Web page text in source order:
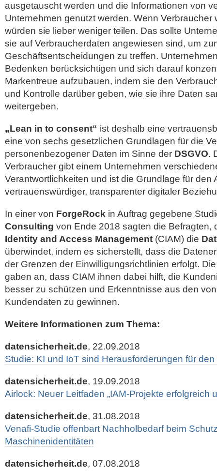
ausgetauscht werden und die Informationen von
Unternehmen genutzt werden. Wenn Verbraucher
würden sie lieber weniger teilen. Das sollte
sie auf Verbraucherdaten angewiesen sind, um
Geschäftsentscheidungen zu treffen.
Bedenken berücksichtigen und sich darauf
Markentreue aufzubauen, indem sie den
und Kontrolle darüber geben, wie sie ihre Daten
weitergeben.
„Lean in to consent“ ist deshalb eine
eine von sechs gesetzlichen Grundlagen für die
personenbezogener Daten im Sinne der DSGVO.
Verbraucher gibt einem Unternehmen
Verantwortlichkeiten und ist die Grundlage für den
vertrauenswürdiger, transparenter digitaler
In einer von ForgeRock in Auftrag gegebene
Consulting von Ende 2018 sagten die Befragten,
Identity and Access Management (CIAM) die
überwindet, indem es sicherstellt, dass die
der Grenzen der Einwilligungsrichtlinien erfolgt.
gaben an, dass CIAM ihnen dabei hilft, die
besser zu schützen und Erkenntnisse aus den
Kundendaten zu gewinnen.
Weitere Informationen zum Thema:
datensicherheit.de, 22.09.2018
Studie: KI und IoT sind Herausforderungen für
datensicherheit.de, 19.09.2018
Airlock: Neuer Leitfaden „IAM-Projekte erfolgreich
datensicherheit.de, 31.08.2018
Venafi-Studie offenbart Nachholbedarf beim
Maschinenidentitäten
datensicherheit.de, 07.08.2018